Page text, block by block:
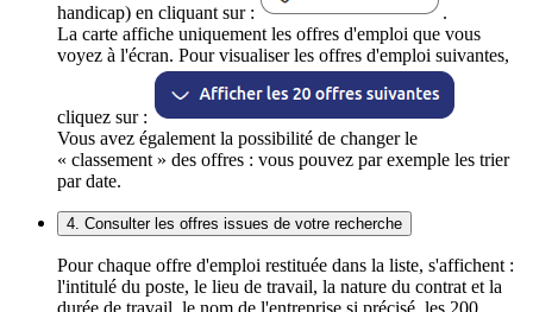
handicap) en cliquant sur :
.
La carte affiche uniquement les offres d'emploi que vous
voyez à l'écran. Pour visualiser les offres d'emploi suivantes,
cliquez sur :
Vous avez également la possibilité de changer le
« classement » des offres : vous pouvez par exemple les trier
par date.
4. Consulter les offres issues de votre recherche
Pour chaque offre d'emploi restituée dans la liste, s'affichent :
l'intitulé du poste, le lieu de travail, la nature du contrat et la
durée de travail, le nom de l'entreprise si précisé, les 200